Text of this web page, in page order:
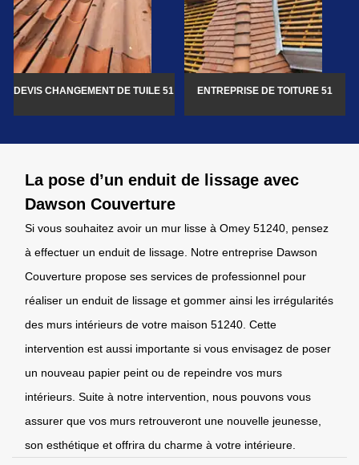
DEVIS CHANGEMENT DE TUILE 51 ENTREPRISE DE TOITURE 51
La pose d’un enduit de lissage avec
Dawson Couverture
Si vous souhaitez avoir un mur lisse à Omey 51240, pensez
à effectuer un enduit de lissage. Notre entreprise Dawson
Couverture propose ses services de professionnel pour
réaliser un enduit de lissage et gommer ainsi les irrégularités
des murs intérieurs de votre maison 51240. Cette
intervention est aussi importante si vous envisagez de poser
un nouveau papier peint ou de repeindre vos murs
intérieurs. Suite à notre intervention, nous pouvons vous
assurer que vos murs retrouveront une nouvelle jeunesse,
son esthétique et offrira du charme à votre intérieure.